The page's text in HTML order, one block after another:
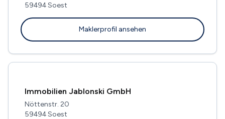
59494 Soest
Maklerprofil ansehen
Immobilien Jablonski GmbH
Nöttenstr. 20
59494 Soest